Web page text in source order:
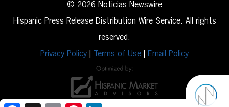
© 2026 Noticias Newswire
Hispanic Press Release Distribution Wire Service. All rights
reserved.
Privacy Policy
Terms of Use Email Policy